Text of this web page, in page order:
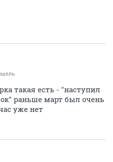
такая есть - "наступил
раньше март был очень
уже нет